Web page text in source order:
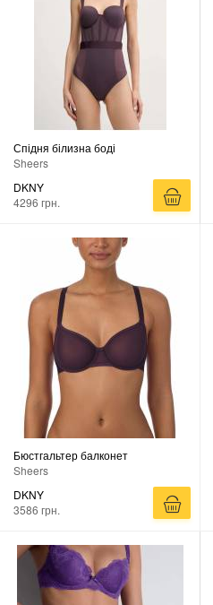
Спідня білизна боді
Sheers
DKNY
4296 грн.
Бюстгальтер балконет
Sheers
DKNY
3586 грн.